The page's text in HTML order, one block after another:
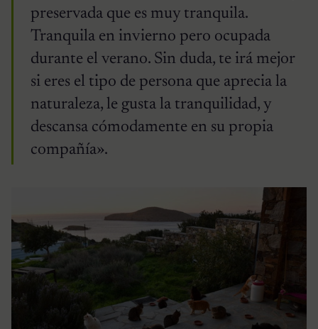
preservada que es muy tranquila.
Tranquila en invierno pero ocupada
durante el verano. Sin duda, te irá mejor
si eres el tipo de persona que aprecia la
naturaleza, le gusta la tranquilidad, y
descansa cómodamente en su propia
compañía».